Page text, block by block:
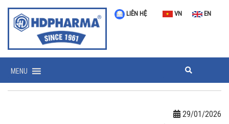
LIÊN HỆ VN EN
MENU
29/01/2026